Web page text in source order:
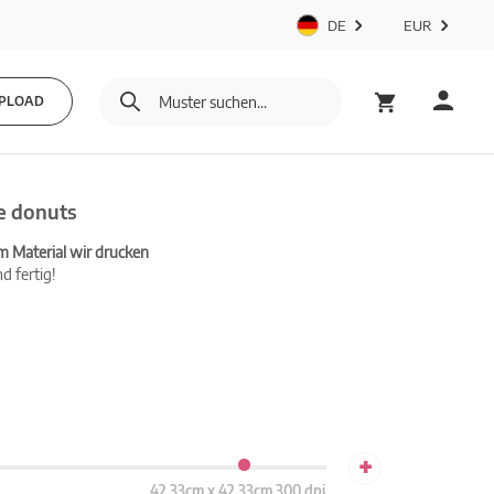
DE EUR
donuts
Material wir drucken
fertig!
+